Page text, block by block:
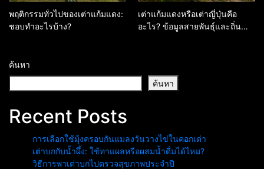
พฤติกรรมทั่วไปของเต่าแก้มแดง:
ชอบทำอะไรบ้าง?
เต่าแก้มแดงหรือเต่าญี่ปุ่นคือ
อะไร? ข้อมูลสายพันธุ์และถิ่น
ค้นหา
ค้นหา
Recent Posts
การเลือกใช้มุ้งครอบกันแมลงวันวางไข่ในคอกเต่า
เต่าบกกับน้ำผึ้ง: ใช้ทาแผลหรือผสมน้ำดื่มได้ไหม?
วิธีการพาเต่าบกไปตรวจสุขภาพประจำปี